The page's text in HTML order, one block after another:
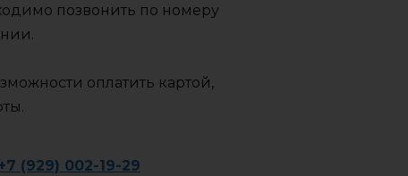
позвонить по номеру
оплатить картой,
(929) 002-19-29